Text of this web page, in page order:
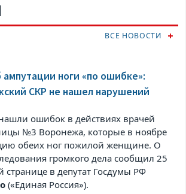
ВСЕ НОВОСТИ
ноги «по ошибке»:
СКР не нашел нарушений
ошибок в действиях врачей
№3 Воронежа, которые в ноябре
обеих ног пожилой женщине. О
громкого дела сообщил 25
странице вдепутат Госдумы РФ
(«Единая Россия»).